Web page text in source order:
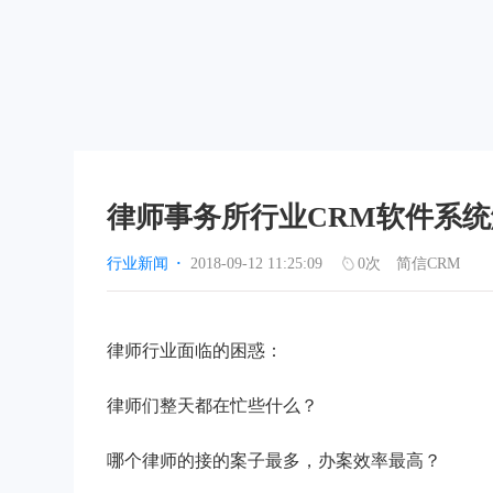
律师事务所行业CRM软件系
行业新闻 · 2018-09-12 11:25:09 0次 简信CRM
律师行业面临的困惑：
律师们整天都在忙些什么？
哪个律师的接的案子最多，办案效率最高？